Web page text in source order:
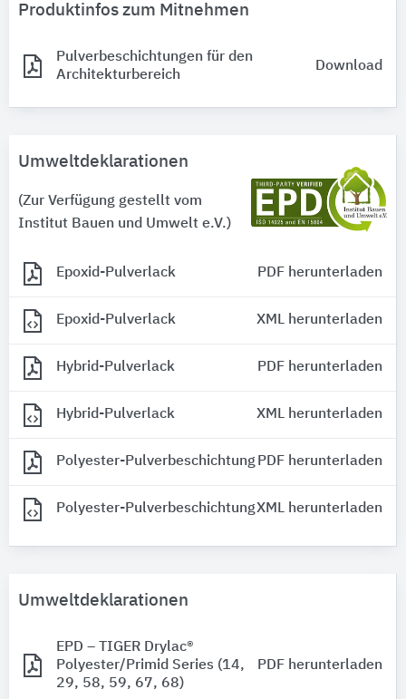
Produktinfos zum Mitnehmen
Pulverbeschichtungen für den
Architekturbereich
Download
Umweltdeklarationen
(Zur Verfügung gestellt vom
Institut Bauen und Umwelt e.V.)
Epoxid-Pulverlack PDF herunterladen
Epoxid-Pulverlack XML herunterladen
Hybrid-Pulverlack PDF herunterladen
Hybrid-Pulverlack XML herunterladen
Polyester-PulverbeschichtungPDF herunterladen
Polyester-PulverbeschichtungXML herunterladen
Umweltdeklarationen
EPD – TIGER Drylac®
Polyester/Primid Series (14,
29, 58, 59, 67, 68)
PDF herunterladen